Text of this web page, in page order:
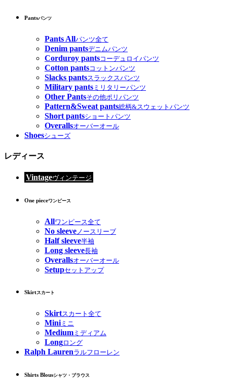
Pantsパンツ
Pants Allパンツ全て
Denim pantsデニムパンツ
Corduroy pantsコーデュロイパンツ
Cotton pantsコットンパンツ
Slacks pantsスラックスパンツ
Military pants ミリタリーパンツ
Other Pantsその他ポリパンツ
Pattern&Sweat pants総柄&スウェットパンツ
Short pantsショートパンツ
Overallsオーバーオール
Shoesシューズ
レディース
Vintageヴィンテージ
One pieceワンピース
Allワンピース全て
No sleeve ノースリーブ
Half sleeve半袖
Long sleeve長袖
Overallsオーバーオール
Setupセットアップ
Skirtスカート
Skirtスカート全て
Miniミニ
Medium ミディアム
Longロング
Ralph Laurenラルフローレン
Shirts Blousシャツ・ブラウス